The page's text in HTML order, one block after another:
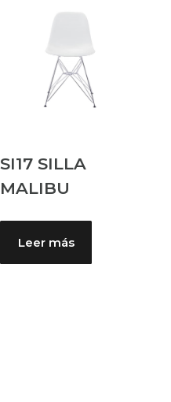
SI17 SILLA
MALIBU
Leer más